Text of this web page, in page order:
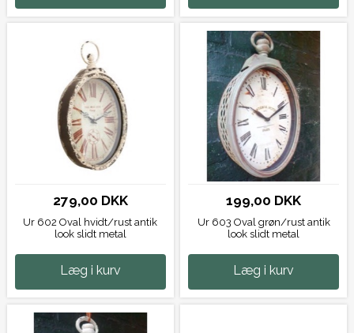
279,00 DKK
Ur 602 Oval hvidt/rust antik
look slidt metal
Læg i kurv
199,00 DKK
Ur 603 Oval grøn/rust antik
look slidt metal
Læg i kurv